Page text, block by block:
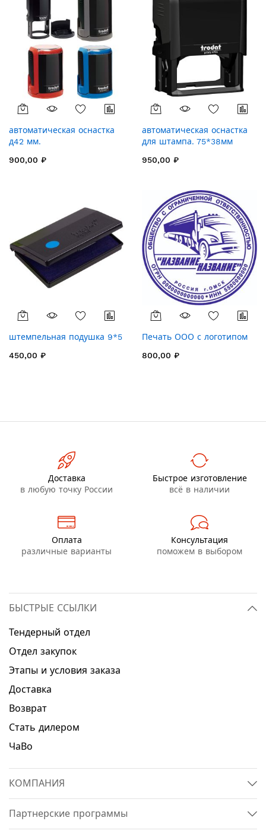
автоматическая оснастка
д42 мм.
900,00 ₽
автоматическая оснастка
для штампа. 75*38мм
950,00 ₽
штемпельная подушка 9*5
450,00 ₽
Печать ООО с логотипом
800,00 ₽
Доставка
в любую точку России
Быстрое изготовление
всё в наличии
Оплата
различные варианты
Консультация
поможем в выбором
БЫСТРЫЕ ССЫЛКИ
Тендерный отдел
Отдел закупок
Этапы и условия заказа
Доставка
Возврат
Стать дилером
ЧаВо
КОМПАНИЯ
Партнерские программы